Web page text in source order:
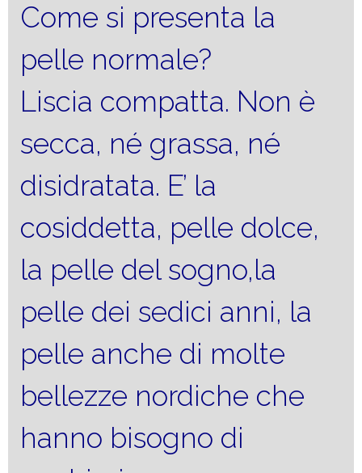
Come si presenta la
pelle normale?
Liscia compatta. Non è
secca, né grassa, né
disidratata. E’ la
cosiddetta, pelle dolce,
la pelle del sogno,la
pelle dei sedici anni, la
pelle anche di molte
bellezze nordiche che
hanno bisogno di